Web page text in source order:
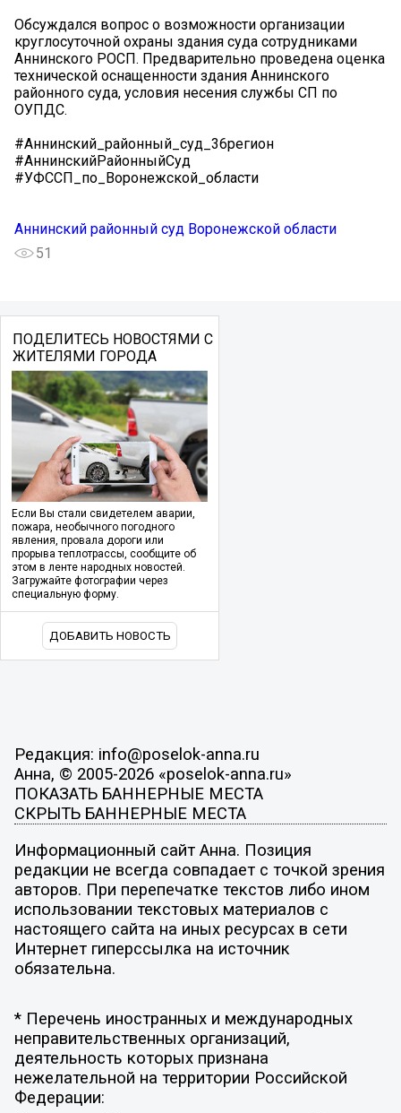
Обсуждался вопрос о возможности организации
круглосуточной охраны здания суда сотрудниками
Аннинского РОСП. Предварительно проведена оценка
технической оснащенности здания Аннинского
районного суда, условия несения службы СП по
ОУПДС.
#Аннинский_районный_суд_36регион
#АннинскийРайонныйСуд
#УФССП_по_Воронежской_области
Аннинский районный суд Воронежской области
51
ПОДЕЛИТЕСЬ НОВОСТЯМИ С
ЖИТЕЛЯМИ ГОРОДА
Если Вы стали свидетелем аварии,
пожара, необычного погодного
явления, провала дороги или
прорыва теплотрассы, сообщите об
этом в ленте народных новостей.
Загружайте фотографии через
специальную форму.
ДОБАВИТЬ НОВОСТЬ
Редакция: info@poselok-anna.ru
Анна, © 2005-2026 «poselok-anna.ru»
ПОКАЗАТЬ БАННЕРНЫЕ МЕСТА
СКРЫТЬ БАННЕРНЫЕ МЕСТА
Информационный сайт Анна. Позиция
редакции не всегда совпадает с точкой зрения
авторов. При перепечатке текстов либо ином
использовании текстовых материалов с
настоящего сайта на иных ресурсах в сети
Интернет гиперссылка на источник
обязательна.
* Перечень иностранных и международных
неправительственных организаций,
деятельность которых признана
нежелательной на территории Российской
Федерации: